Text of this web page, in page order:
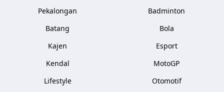
Pekalongan
Batang
Kajen
Kendal
Lifestyle
Badminton
Bola
Esport
MotoGP
Otomotif